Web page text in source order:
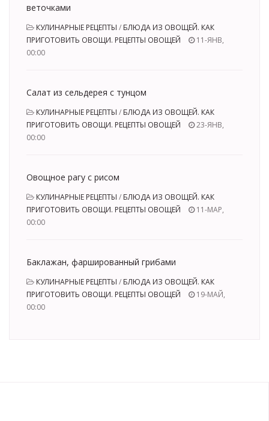
веточками
КУЛИНАРНЫЕ РЕЦЕПТЫ / БЛЮДА ИЗ ОВОЩЕЙ. КАК
ПРИГОТОВИТЬ ОВОЩИ. РЕЦЕПТЫ ОВОЩЕЙ
11-ЯНВ,
00:00
Салат из сельдерея с тунцом
КУЛИНАРНЫЕ РЕЦЕПТЫ / БЛЮДА ИЗ ОВОЩЕЙ. КАК
ПРИГОТОВИТЬ ОВОЩИ. РЕЦЕПТЫ ОВОЩЕЙ
23-ЯНВ,
00:00
Овощное рагу с рисом
КУЛИНАРНЫЕ РЕЦЕПТЫ / БЛЮДА ИЗ ОВОЩЕЙ. КАК
ПРИГОТОВИТЬ ОВОЩИ. РЕЦЕПТЫ ОВОЩЕЙ
11-МАР,
00:00
Баклажан, фаршированный грибами
КУЛИНАРНЫЕ РЕЦЕПТЫ / БЛЮДА ИЗ ОВОЩЕЙ. КАК
ПРИГОТОВИТЬ ОВОЩИ. РЕЦЕПТЫ ОВОЩЕЙ
19-МАЙ,
00:00